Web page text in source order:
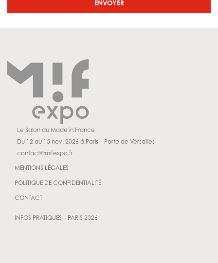
Le Salon du Made in France
Du 12 au 15 nov. 2026 à Paris – Porte de Versailles
contact@mifexpo.fr
MENTIONS LÉGALES
POLITIQUE DE CONFIDENTIALITÉ
CONTACT
INFOS PRATIQUES – PARIS 2026